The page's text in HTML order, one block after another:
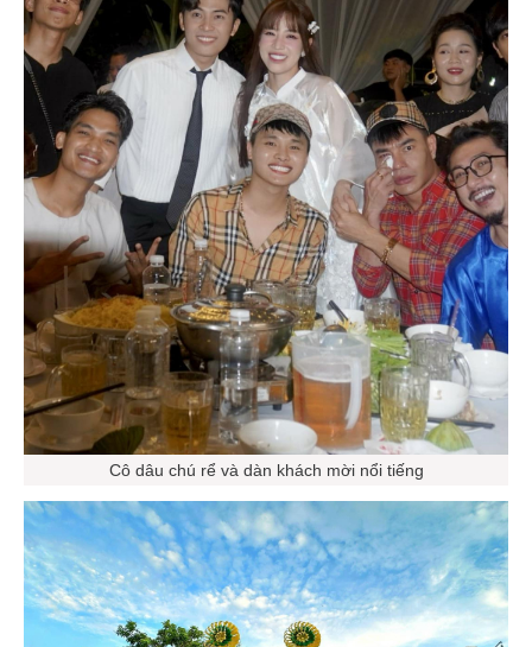
Cô dâu chú rể và dàn khách mời nổi tiếng